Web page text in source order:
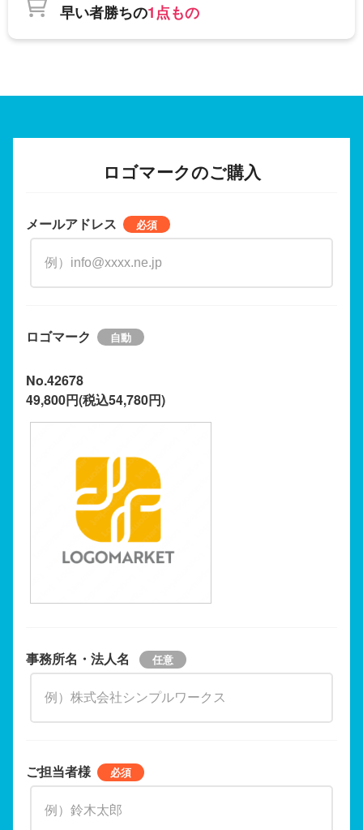
早い者勝ちの1点もの
ロゴマークのご購入
メールアドレス
ロゴマーク
No.42678
49,800円(税込54,780円)
事務所名・法人名
ご担当者様